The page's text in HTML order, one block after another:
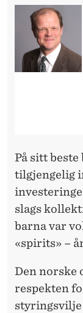
På sitt
tilgjengelig
slags
barna var
«spirits» –
Den norske
respekten
styringsvilje